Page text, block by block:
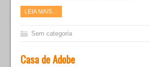
LEIA MAIS…
Sem categoria
Casa de Adobe